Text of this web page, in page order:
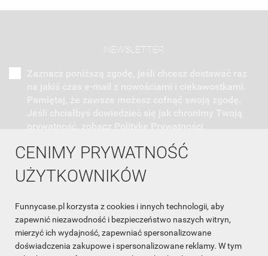
CENIMY PRYWATNOŚĆ
UŻYTKOWNIKÓW
Funnycase.pl korzysta z cookies i innych technologii, aby
zapewnić niezawodność i bezpieczeństwo naszych witryn,
mierzyć ich wydajność, zapewniać spersonalizowane
doświadczenia zakupowe i spersonalizowane reklamy. W tym
NEWSLETTER
INFORMACJA O SKLEPIE
INFORMACJE